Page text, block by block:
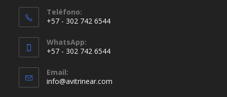
Teléfono:
+57 - 302 742 6544
WhatsApp:
+57 - 302 742 6544
Email:
info@avitrinear.com